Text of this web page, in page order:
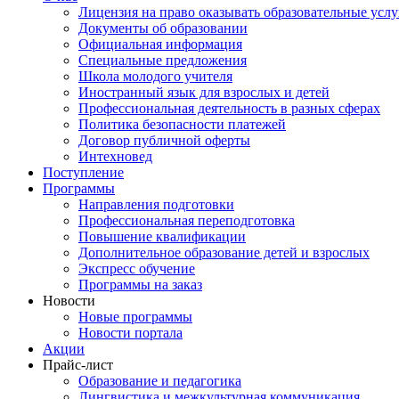
Лицензия на право оказывать образовательные
Документы об образовании
Официальная информация
Специальные предложения
Школа молодого учителя
Иностранный язык для взрослых и детей
Профессиональная деятельность в разных сферах
Политика безопасности платежей
Договор публичной оферты
Интехновед
Поступление
Программы
Направления подготовки
Профессиональная переподготовка
Повышение квалификации
Дополнительное образование детей и взрослых
Экспресс обучение
Программы на заказ
Новости
Новые программы
Новости портала
Акции
Прайс-лист
Образование и педагогика